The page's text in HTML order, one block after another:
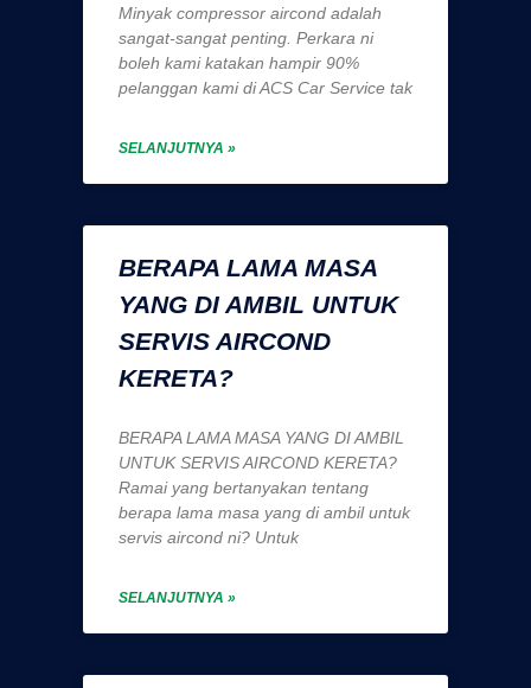
Minyak compressor aircond adalah
sangat-sangat penting. Perkara ni
boleh kami katakan hampir 90%
pelanggan kami di ACS Car Service tak
SELANJUTNYA »
BERAPA LAMA MASA
YANG DI AMBIL UNTUK
SERVIS AIRCOND
KERETA?
BERAPA LAMA MASA YANG DI AMBIL
UNTUK SERVIS AIRCOND KERETA?
Ramai yang bertanyakan tentang
berapa lama masa yang di ambil untuk
servis aircond ni? Untuk
SELANJUTNYA »